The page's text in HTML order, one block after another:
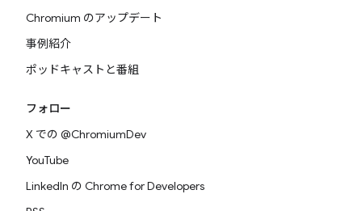
Chromium のアップデート
事例紹介
ポッドキャストと番組
フォロー
X での @ChromiumDev
YouTube
LinkedIn の Chrome for Developers